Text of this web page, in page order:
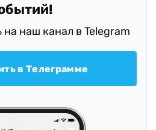
наш канал в Telegram
в Телеграмме